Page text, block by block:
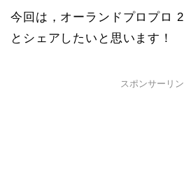
今回は，オーランドプロプロ
とシェアしたいと思います！
スポンサーリ